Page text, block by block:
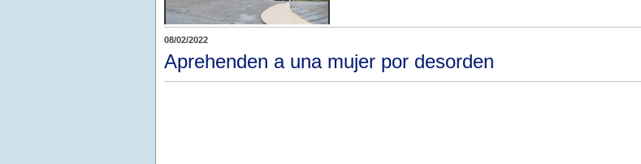
08/02/2022
Aprehenden a una mujer por desorden